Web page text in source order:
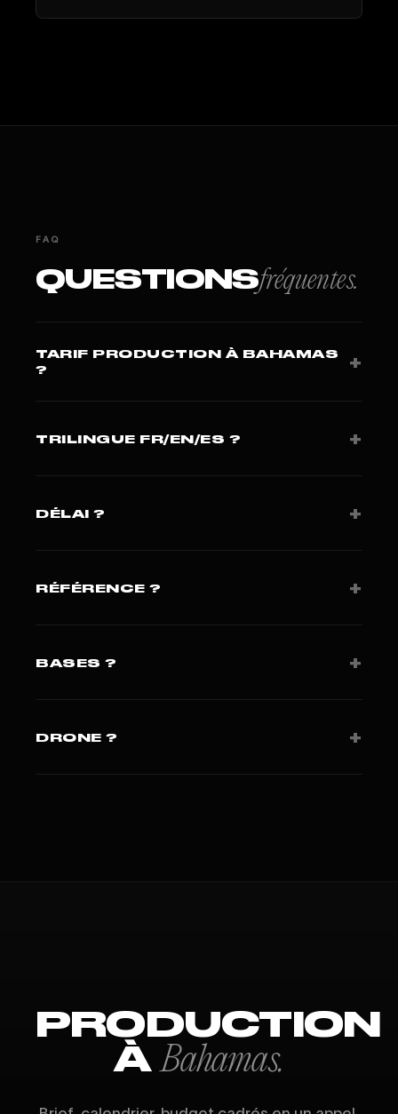
FAQ
QUESTIONSfréquentes.
TARIF PRODUCTION À BAHAMAS
?
+
TRILINGUE FR/EN/ES ? +
DÉLAI ? +
RÉFÉRENCE ? +
BASES ? +
DRONE ? +
PRODUCTION
ÀBahamas.